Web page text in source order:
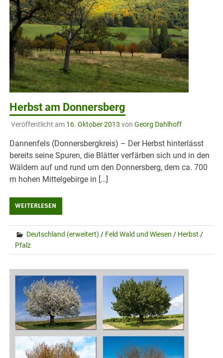
Herbst am Donnersberg
Veröffentlicht am 16. Oktober 2013 von Georg Dahlhoff
Dannenfels (Donnersbergkreis) – Der Herbst hinterlässt
bereits seine Spuren, die Blätter verfärben sich und in den
Wäldern auf und rund um den Donnersberg, dem ca. 700
m hohen Mittelgebirge in […]
WEITERLESEN
Deutschland (erweitert) / Feld Wald und Wiesen / Herbst /
Pfalz